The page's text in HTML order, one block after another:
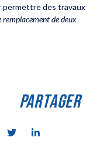
permettre des travaux
de deux
PARTAGER